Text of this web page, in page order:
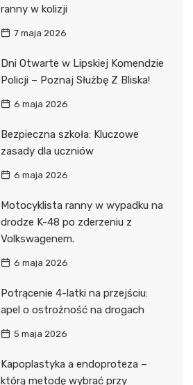
ranny w kolizji
7 maja 2026
Dni Otwarte w Lipskiej Komendzie
Policji – Poznaj Służbę Z Bliska!
6 maja 2026
Bezpieczna szkoła: Kluczowe
zasady dla uczniów
6 maja 2026
Motocyklista ranny w wypadku na
drodze K-48 po zderzeniu z
Volkswagenem.
6 maja 2026
Potrącenie 4-latki na przejściu:
apel o ostrożność na drogach
5 maja 2026
Kapoplastyka a endoproteza –
którą metodę wybrać przy